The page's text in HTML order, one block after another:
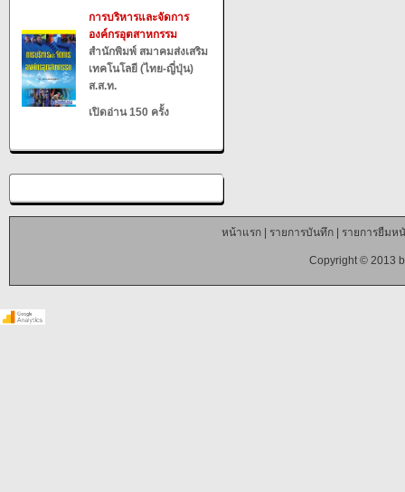
การบริหารและจัดการ
องค์กรอุตสาหกรรม
สำนักพิมพ์ สมาคมส่งเสริม
เทคโนโลยี (ไทย-ญี่ปุ่น)
ส.ส.ท.
เปิดอ่าน 150 ครั้ง
หน้าแรก| รายการบันทึก| รายการยืมห
Copyright © 2013